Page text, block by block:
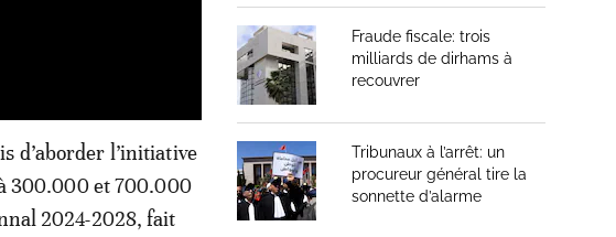
d’aborder l’initiative
300.000 et 700.000
2024-2028, fait
Fraude fiscale: trois
milliards de dirhams à
recouvrer
Tribunaux à l’arrêt: un
procureur général tire la
sonnette d’alarme